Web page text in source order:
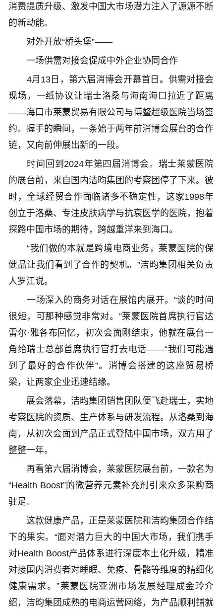
消费提质升级、激发中国大市场潜力注入了源源不断
的新动能。
对外开放“桥头堡”——
一场供需对接会促成中外企业协同合作
4月13日，第六届消博会开幕首日。供需对接会
现场，一纸协议让瑞士洛桑与海南海口拉近了距离
——海口市莱蒙贸易有限公司与博鳌超级医院当场签
约。握手的瞬间，一条始于两年前消博会展台的合作
链，又向前伸展出新的一段。
时间回到2024年第四届消博会。瑞士莱蒙医院
的展台前，来自国内洁昀集团的考察团停了下来。彼
时，全球经贸合作面临诸多不确定性，这家1998年
创立于洛桑、专注皮肤病学与抗衰医学的医院，抱着
探路中国市场的期待，跨越重洋来到海口。
“我们做的本就是跨境电商业务，莱蒙医院的保
健品让我们看到了合作的契机。”洁昀集团相关负责
人罗江说。
一场深入的商务对话在展馆内展开。“谈的时间
很短，可那种感觉非常对。”莱蒙医院首席执行官达
雷尔·雅各布回忆，初次会面刚结束，他就在展台一
角给瑞士总部首席执行官打去电话——“我们可能遇
到了最好的合作伙伴”。消博会搭建的这座贸易桥
梁，让两家企业迅速结缘。
展会落幕，洁昀集团销售团队便飞赴瑞士，实地
考察医院的资质、生产体系与研发流程。从洛桑到海
南，从初次会面到产品正式登陆中国市场，双方用了
整整一年。
再看第六届消博会，莱蒙医院展台前，一款名为
“Health Boost”的微营养元素补充剂引来众多采购商
驻足。
这款健康产品，正是莱蒙医院和洁昀集团合作结
下的果实。“面对潜力巨大的中国大市场，我们携手
对Health Boost产品体系进行深度本土化升级，精准
对接国内消费者对睡眠、免疫、骨骼等维度的精细化
健康需求。”莱蒙医院亚洲市场发展经理成金玲介
绍，洁昀集团成熟的电商运营网络，为产品顺利铺就